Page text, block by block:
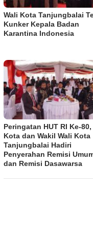
Wali Kota Tanjungbalai
Kunker Kepala Badan
Karantina Indonesia
Peringatan HUT RI Ke-80,
Kota dan Wakil Wali Kota
Tanjungbalai Hadiri
Penyerahan Remisi
dan Remisi Dasawarsa